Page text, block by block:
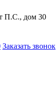
П.C., дом 30
Заказать звонок